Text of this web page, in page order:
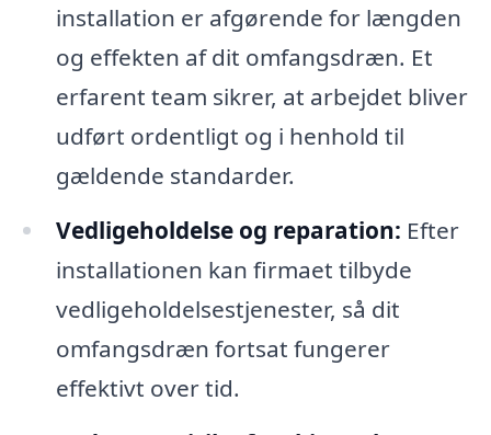
installation er afgørende for længden
og effekten af dit omfangsdræn. Et
erfarent team sikrer, at arbejdet bliver
udført ordentligt og i henhold til
gældende standarder.
Vedligeholdelse og reparation: Efter
installationen kan firmaet tilbyde
vedligeholdelsestjenester, så dit
omfangsdræn fortsat fungerer
effektivt over tid.